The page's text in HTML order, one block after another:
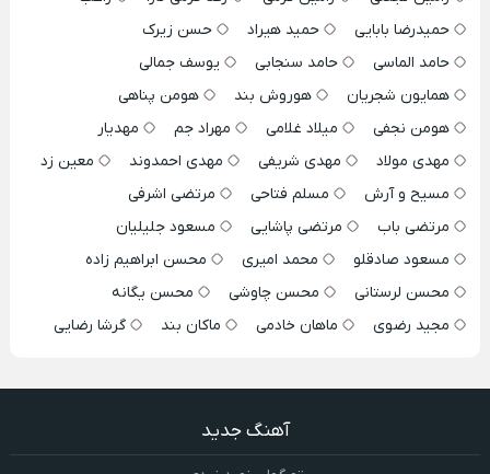
حمیدرضا بابایی
حمید هیراد
حسن زیرک
حامد الماسی
حامد سنجابی
یوسف جمالی
همایون شجریان
هوروش بند
هومن پناهی
هومن نجفی
میلاد غلامی مهراد جم
مهدیار
مهدی مولاد
مهدی شریفی مهدی احمدوند
معین زد
مسیح و آرش
مسلم فتاحی
مرتضی اشرفی
مرتضی باب
مرتضی پاشایی
مسعود جلیلیان
مسعود صادقلو
محمد امیری
محسن ابراهیم زاده
محسن لرستانی
محسن چاوشی
محسن یگانه
مجید رضوی
ماهان خادمی ماکان بند گرشا رضایی
آهنگ جدید